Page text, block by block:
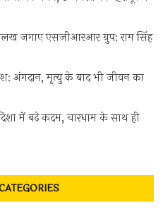
जगाए एसजीआरआर ग्रुप: राम सिंह
अंगदान, मृत्यु के बाद भी जीवन का
में बढ़े कदम, चारधाम के साथ ही